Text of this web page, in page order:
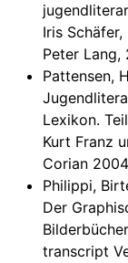
Iris
Peter Lang,
Pattensen,
Lexikon.
Kurt Franz
Corian
Philippi,
Der
transcript